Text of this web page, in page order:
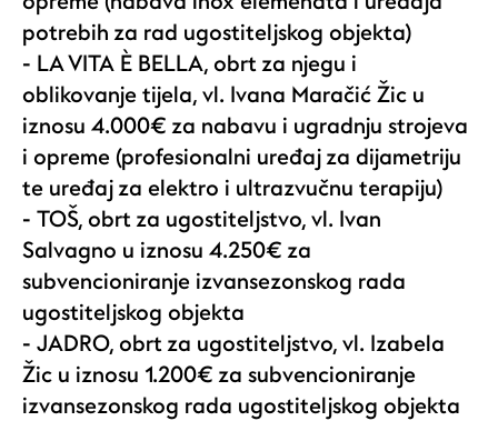
potrebih za rad ugostiteljskog objekta)
- LA VITA È BELLA, obrt za njegu i
oblikovanje tijela, vl. Ivana Maračić Žic u
iznosu 4.000€ za nabavu i ugradnju strojeva
i opreme (profesionalni uređaj za dijametriju
te uređaj za elektro i ultrazvučnu terapiju)
- TOŠ, obrt za ugostiteljstvo, vl. Ivan
Salvagno u iznosu 4.250€ za
subvencioniranje izvansezonskog rada
ugostiteljskog objekta
- JADRO, obrt za ugostiteljstvo, vl. Izabela
Žic u iznosu 1.200€ za subvencioniranje
izvansezonskog rada ugostiteljskog objekta